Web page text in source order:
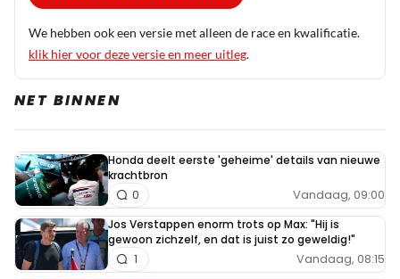
We hebben ook een versie met alleen de race en kwalificatie.
klik hier voor deze versie en meer uitleg.
NET BINNEN
Honda deelt eerste 'geheime' details van nieuwe
krachtbron
Vandaag, 09:00
0
Jos Verstappen enorm trots op Max: "Hij is
gewoon zichzelf, en dat is juist zo geweldig!"
Vandaag, 08:15
1